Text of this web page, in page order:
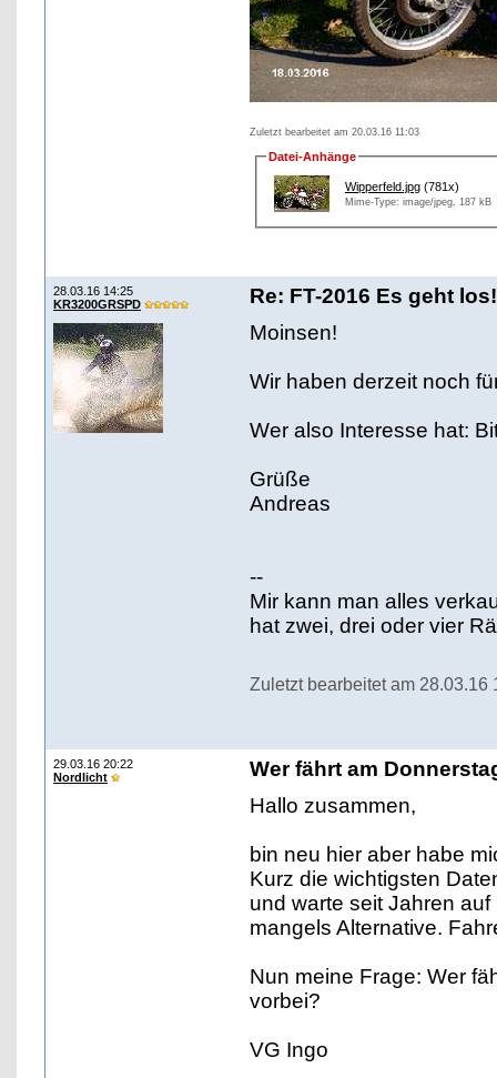
Zuletzt bearbeitet am 20.03.16 11:03
Datei-Anhänge
Wipperfeld.jpg (781x)
Mime-Type: image/jpeg, 187 kB
28.03.16 14:25
KR3200GRSPD
Re: FT-2016 Es geht los!
Moinsen!
Wir haben derzeit noch
Wer also Interesse hat:
Grüße
Andreas
--
Mir kann man alles
hat zwei, drei oder vier
Zuletzt bearbeitet am 28.03.16
29.03.16 20:22
Nordlicht
Wer fährt am
Hallo zusammen,
bin neu hier aber habe
Kurz die wichtigsten
und warte seit Jahren
mangels Alternative.
Nun meine Frage: Wer
vorbei?
VG Ingo